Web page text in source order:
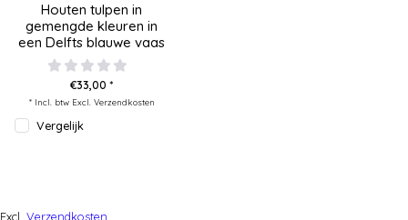
Houten tulpen in
gemengde kleuren in
een Delfts blauwe vaas
€33,00 *
* Incl. btw Excl. Verzendkosten
Vergelijk
Excl. Verzendkosten